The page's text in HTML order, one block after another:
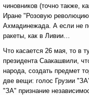
чиновников (точно также,
Иране "Розовую
Ахмадинежада. А если не
ракеты, как в Ливии…
Что касается 26 мая, то в
президента Саакашвили,
народа, создать предмет
две вещи: голос Грузии
"ЗА" признание